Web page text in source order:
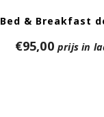
Bed & Breakfast
€95,00 prijs in